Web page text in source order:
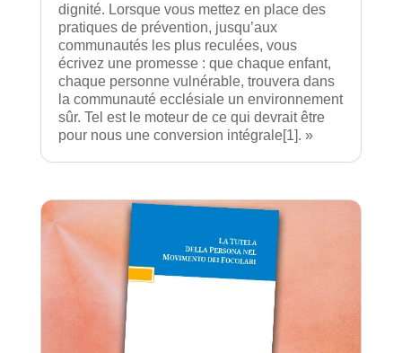
dignité. Lorsque vous mettez en place des
pratiques de prévention, jusqu’aux
communautés les plus reculées, vous
écrivez une promesse : que chaque enfant,
chaque personne vulnérable, trouvera dans
la communauté ecclésiale un environnement
sûr. Tel est le moteur de ce qui devrait être
pour nous une conversion intégrale[1]. »